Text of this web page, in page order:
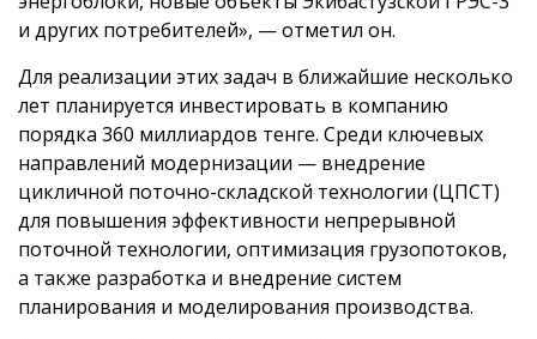
и других потребителей», — отметил он.
Для реализации этих задач в ближайшие несколько
лет планируется инвестировать в компанию
порядка 360 миллиардов тенге. Среди ключевых
направлений модернизации — внедрение
цикличной поточно-складской технологии (ЦПСТ)
для повышения эффективности непрерывной
поточной технологии, оптимизация грузопотоков,
а также разработка и внедрение систем
планирования и моделирования производства.